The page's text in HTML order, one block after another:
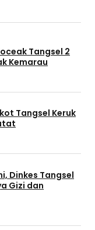
Tangsel 2
Kemarau
Tangsel Keruk
Dinkes Tangsel
Gizi dan